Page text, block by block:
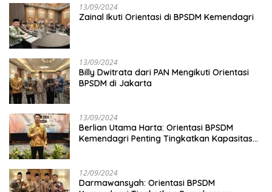
13/09/2024
Zainal Ikuti Orientasi di BPSDM Kemendagri
13/09/2024
Billy Dwitrata dari PAN Mengikuti Orientasi
BPSDM di Jakarta
13/09/2024
Berlian Utama Harta: Orientasi BPSDM
Kemendagri Penting Tingkatkan Kapasitas
12/09/2024
Darmawansyah: Orientasi BPSDM